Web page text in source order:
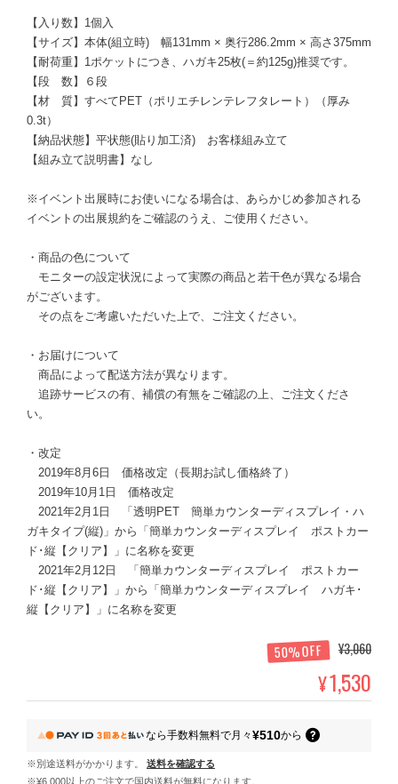
【入り数】1個入
【サイズ】本体(組立時) 幅131mm × 奥行286.2mm × 高さ375mm
【耐荷重】1ポケットにつき、ハガキ25枚(＝約125g)推奨です。
【段 数】６段
【材 質】すべてPET（ポリエチレンテレフタレート）（厚み
0.3t）
【納品状態】平状態(貼り加工済) お客様組み立て
【組み立て説明書】なし
※イベント出展時にお使いになる場合は、あらかじめ参加される
イベントの出展規約をご確認のうえ、ご使用ください。
・商品の色について
モニターの設定状況によって実際の商品と若干色が異なる場合
がございます。
その点をご考慮いただいた上で、ご注文ください。
・お届けについて
商品によって配送方法が異なります。
追跡サービスの有、補償の有無をご確認の上、ご注文くださ
い。
・改定
2019年8月6日 価格改定（長期お試し価格終了）
2019年10月1日 価格改定
2021年2月1日 「透明PET 簡単カウンターディスプレイ・ハ
ガキタイプ(縦)」から「簡単カウンターディスプレイ ポストカー
ド･縦【クリア】」に名称を変更
2021年2月12日 「簡単カウンターディスプレイ ポストカー
ド･縦【クリア】」から「簡単カウンターディスプレイ ハガキ･
縦【クリア】」に名称を変更
50%OFF ¥3,060
¥1,530
なら手数料無料で月々¥510から
※別途送料がかかります。
送料を確認する
※¥6,000以上のご注文で国内送料が無料になります。